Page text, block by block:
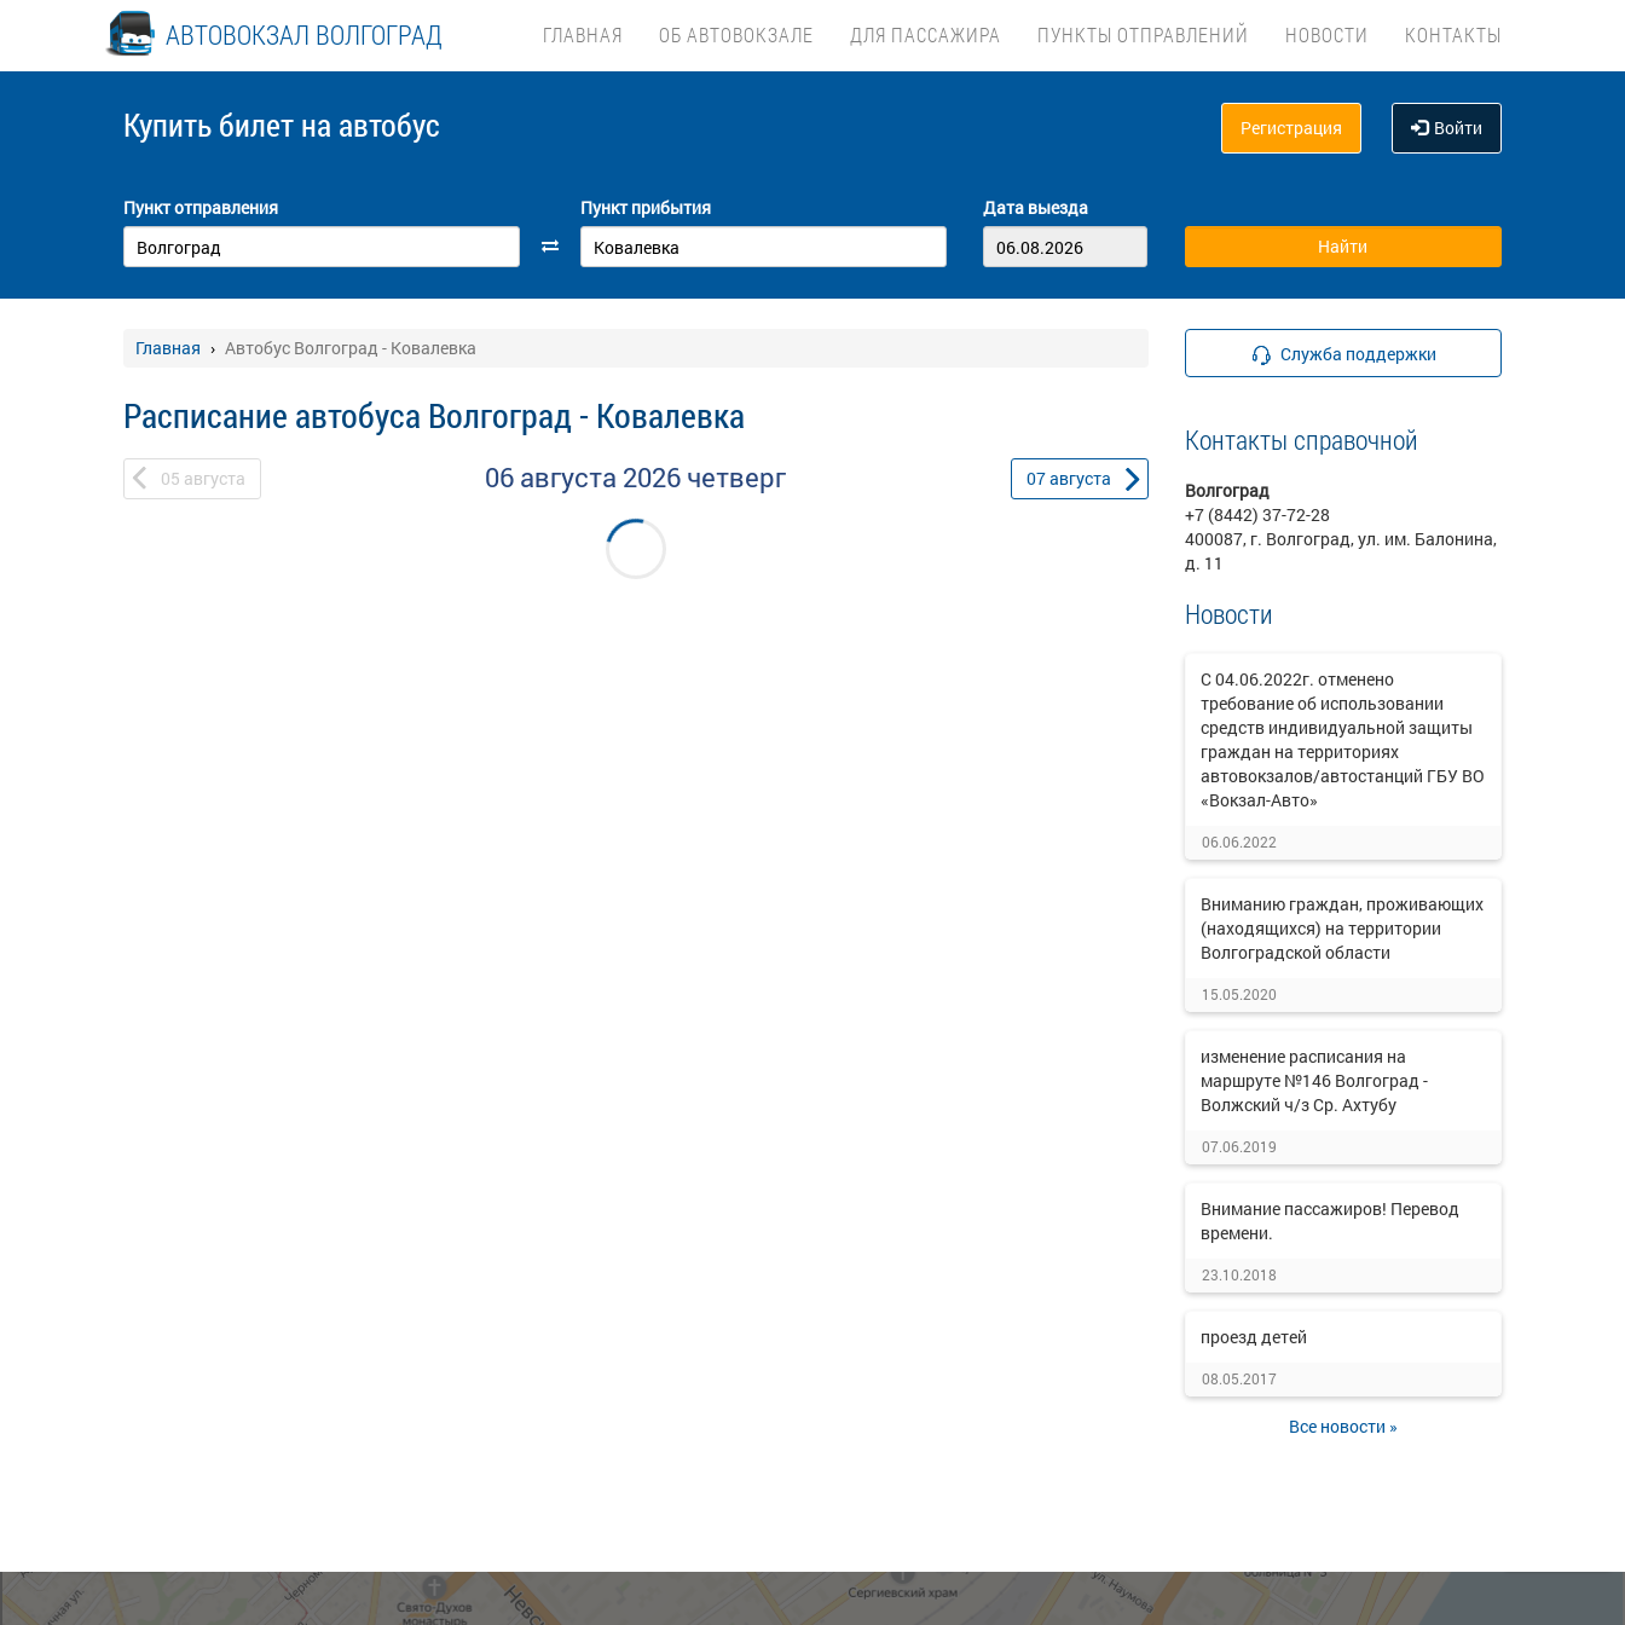
АВТОВОКЗАЛ ВОЛГОГРАД ГЛАВНАЯ ОБ АВТОВОКЗАЛЕ ДЛЯ ПАССАЖИРА ПУНКТЫ ОТПРАВЛЕНИЙ НОВОСТИ КОНТАКТЫ
Купить билет на автобус Регистрация Войти
Пункт отправления Пункт прибытия Дата выезда
Главная Автобус Волгоград - Ковалевка
Расписание автобуса Волгоград - Ковалевка
05 августа 06 августа 2026 четверг 07августа
Служба поддержки
Контакты справочной
Волгоград
+7 (8442) 37-72-28
400087, г. Волгоград, ул. им. Балонина,
д. 11
Новости
С 04.06.2022г. отменено
требование об использовании
средств индивидуальной защиты
граждан на территориях
автовокзалов/автостанций ГБУ ВО
«Вокзал-Авто»
06.06.2022
Вниманию граждан, проживающих
(находящихся) на территории
Волгоградской области
15.05.2020
изменение расписания на
маршруте №146 Волгоград -
Волжский ч/з Ср. Ахтубу
07.06.2019
Внимание пассажиров! Перевод
времени.
23.10.2018
проезд детей
08.05.2017
Все новости »